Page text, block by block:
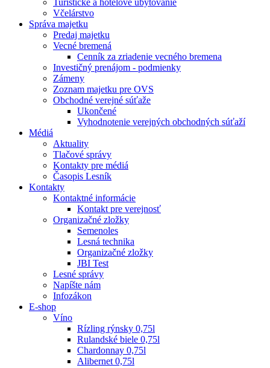
Včelárstvo
Správa majetku
Predaj majetku
Vecné bremená
Cenník za zriadenie vecného bremena
Investičný prenájom - podmienky
Zámeny
Zoznam majetku pre OVS
Obchodné verejné súťaže
Ukončené
Vyhodnotenie verejných obchodných súťaží
Médiá
Aktuality
Tlačové správy
Kontakty pre médiá
Časopis Lesník
Kontakty
Kontaktné informácie
Kontakt pre verejnosť
Organizačné zložky
Semenoles
Lesná technika
Organizačné zložky
JBI Test
Lesné správy
Napíšte nám
Infozákon
E-shop
Víno
Rízling rýnsky 0,75l
Rulandské biele 0,75l
Chardonnay 0,75l
Alibernet 0,75l